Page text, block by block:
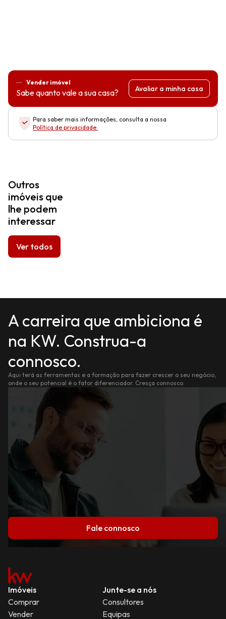
Vender imóvel
Sabe quanto vale a sua casa? Avaliar a minha casa
Para saber mais informações, consulta a nossa
Política de privacidade.
Outros
imóveis que
lhe podem
interessar
Ver todos
A carreira que ambiciona é
na KW. Construa-a
connosco.
Aqui terá as ferramentas e a formação para fazer crescer o seu negócio,
onde o seu potencial é o fator diferenciador. Cresça connosco.
Fale connosco
Imóveis
Comprar
Vender
Junte-se a nós
Consultores
Equipas